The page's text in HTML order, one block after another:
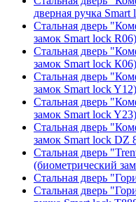
дверная ручка Smart
Стальная дверь
замок Smart lock R06)
Стальная дверь
замок Smart lock К06)
Стальная дверь
замок Smart lock Y12)
Стальная дверь
замок Smart lock Y23)
Стальная дверь
замок Smart lock DZ
Стальная дверь
(биометрический
Стальная дверь
Стальная дверь